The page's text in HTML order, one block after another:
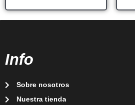
Info
Sobre nosotros
Nuestra tienda